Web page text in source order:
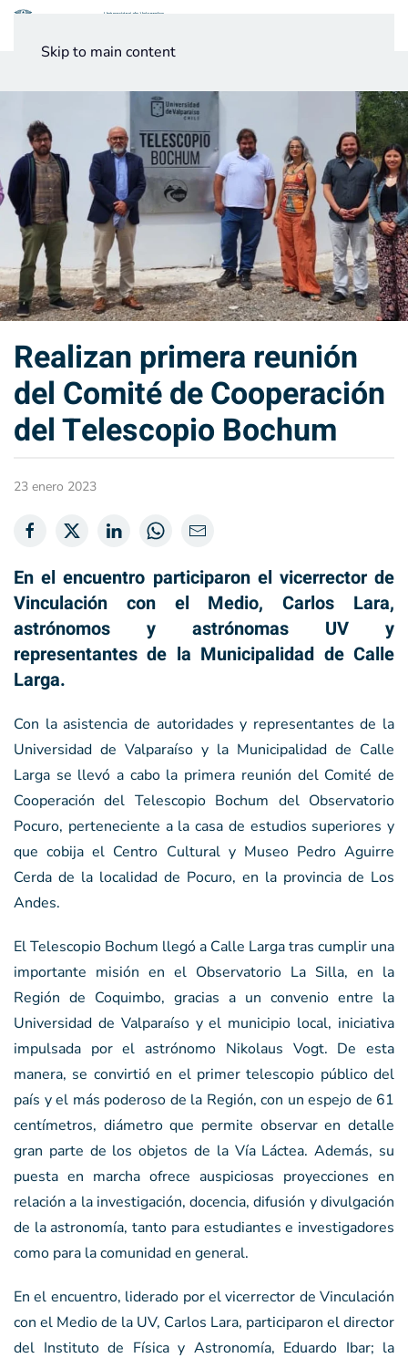
Skip to main content
Realizan primera reunión
del Comité de Cooperación
del Telescopio Bochum
23 enero 2023
En el encuentro participaron el vicerrector de
Vinculación con el Medio, Carlos Lara,
astrónomos y astrónomas UV y
representantes de la Municipalidad de Calle
Larga.
Con la asistencia de autoridades y representantes de la
Universidad de Valparaíso y la Municipalidad de Calle
Larga se llevó a cabo la primera reunión del Comité de
Cooperación del Telescopio Bochum del Observatorio
Pocuro, perteneciente a la casa de estudios superiores y
que cobija el Centro Cultural y Museo Pedro Aguirre
Cerda de la localidad de Pocuro, en la provincia de Los
Andes.
El Telescopio Bochum llegó a Calle Larga tras cumplir una
importante misión en el Observatorio La Silla, en la
Región de Coquimbo, gracias a un convenio entre la
Universidad de Valparaíso y el municipio local, iniciativa
impulsada por el astrónomo Nikolaus Vogt. De esta
manera, se convirtió en el primer telescopio público del
país y el más poderoso de la Región, con un espejo de 61
centímetros, diámetro que permite observar en detalle
gran parte de los objetos de la Vía Láctea. Además, su
puesta en marcha ofrece auspiciosas proyecciones en
relación a la investigación, docencia, difusión y divulgación
de la astronomía, tanto para estudiantes e investigadores
como para la comunidad en general.
En el encuentro, liderado por el vicerrector de Vinculación
con el Medio de la UV, Carlos Lara, participaron el director
del Instituto de Física y Astronomía, Eduardo Ibar; la